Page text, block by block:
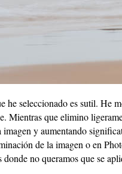
he seleccionado es sutil. He
Mientras que elimino
imagen y aumentando
de la imagen o en
no queramos que se